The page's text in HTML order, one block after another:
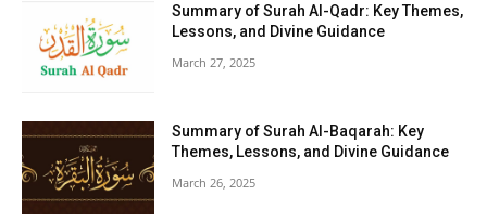
Summary of Surah Al-Qadr: Key Themes,
Lessons, and Divine Guidance
March 27, 2025
Summary of Surah Al-Baqarah: Key
Themes, Lessons, and Divine Guidance
March 26, 2025